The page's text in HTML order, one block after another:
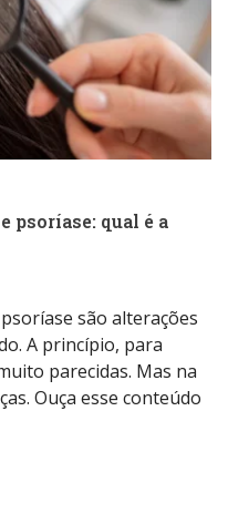
psoríase: qual é a
são alterações
A princípio, para
parecidas. Mas na
Ouça esse conteúdo